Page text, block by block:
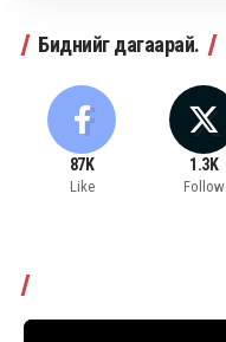
Биднийг дагаарай.
87K
Like
1.3K
Follow